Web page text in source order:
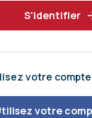
S'identifier
votre
votre